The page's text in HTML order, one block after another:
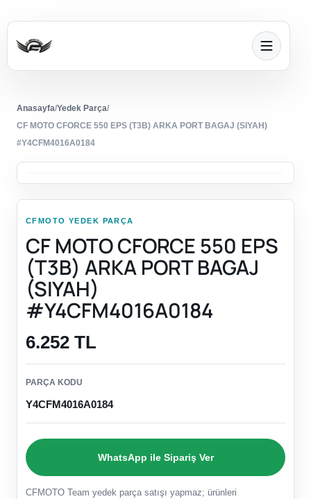
Anasayfa/Yedek Parça/
CF MOTO CFORCE 550 EPS (T3B) ARKA PORT BAGAJ (SIYAH)
#Y4CFM4016A0184
CFMOTO YEDEK PARÇA
CF MOTO CFORCE 550 EPS
(T3B) ARKA PORT BAGAJ
(SIYAH)
#Y4CFM4016A0184
6.252 TL
PARÇA KODU
Y4CFM4016A0184
WhatsApp ile Sipariş Ver
CFMOTO Team yedek parça satışı yapmaz; ürünleri